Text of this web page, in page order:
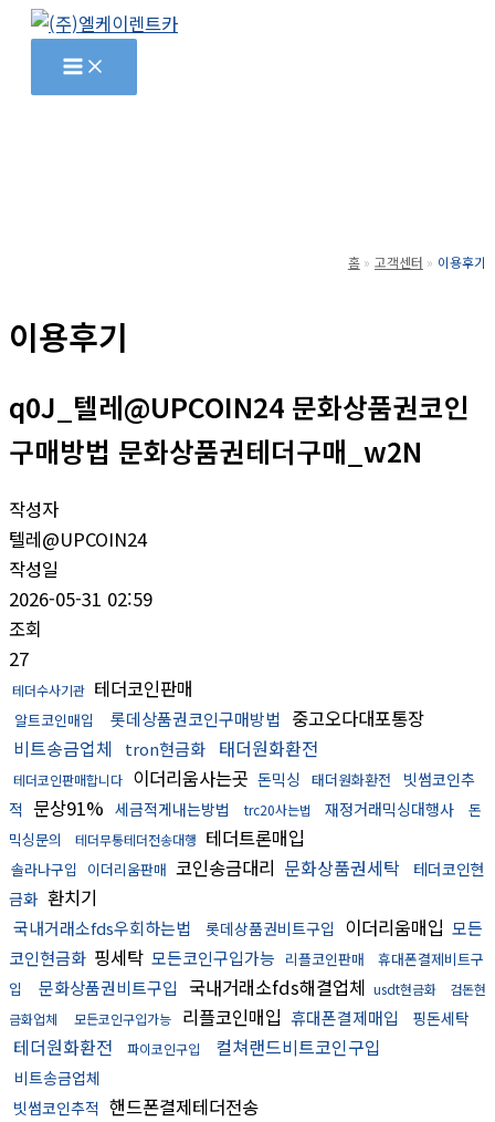
홈 고객센터 이용후기
이용후기
q0J_텔레@UPCOIN24 문화상품권코인
구매방법 문화상품권테더구매_w2N
작성자
텔레@UPCOIN24
작성일
2026-05-31 02:59
조회
27
테더수사기관 테더코인판매
알트코인매입 롯데상품권코인구매방법 중고오다대포통장
비트송금업체
tron현금화 태더원화환전
테더코인판매합니다 이더리움사는곳 돈믹싱 태더원화환전
빗썸코인추
적 문상91% 세금적게내는방법 trc20사는법 재정거래믹싱대행사
돈
믹싱문의
테더무통테더전송대행 테더트론매입
솔라나구입 이더리움판매 코인송금대리 문화상품권세탁
테더코인현
금화 환치기
국내거래소fds우회하는법 롯데상품권비트구입 이더리움매입 모든
코인현금화 핑세탁 모든코인구입가능 리플코인판매
휴대폰결제비트구
입
문화상품권비트구입 국내거래소fds해결업체 usdt현금화
검돈현
금화업체
모든코인구입가능 리플코인매입 휴대폰결제매입 핑돈세탁
테더원화환전 파이코인구입 컬쳐랜드비트코인구입
비트송금업체
빗썸코인추적 핸드폰결제테더전송